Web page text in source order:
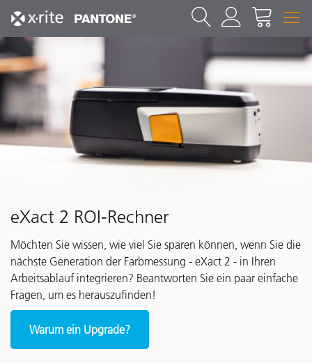
eXact 2 ROI-Rechner
Möchten Sie wissen, wie viel Sie sparen können, wenn Sie die
nächste Generation der Farbmessung - eXact 2 - in Ihren
Arbeitsablauf integrieren? Beantworten Sie ein paar einfache
Fragen, um es herauszufinden!
Warum ein Upgrade?